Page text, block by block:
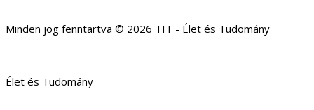
Minden jog fenntartva © 2026 TIT - Élet és Tudomány
Élet és Tudomány